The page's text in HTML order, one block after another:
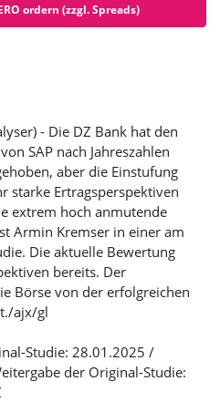
ordern (zzgl. Spreads)
- Die DZ Bank hat den
SAP nach Jahreszahlen
aber die Einstufung
starke Ertragsperspektiven
extrem hoch anmutende
Armin Kremser in einer am
Die aktuelle Bewertung
bereits. Der
Börse von der erfolgreichen
ajx/gl
Studie: 28.01.2025 /
der Original-Studie: